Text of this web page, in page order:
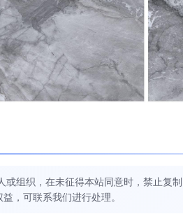
组织，在未征得本站同意时，禁止复
，可联系我们进行处理。